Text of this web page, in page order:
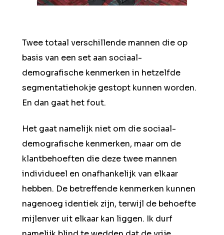
Twee totaal verschillende mannen die op
basis van een set aan sociaal-
demografische kenmerken in hetzelfde
segmentatiehokje gestopt kunnen worden.
En dan gaat het fout.
Het gaat namelijk niet om die sociaal-
demografische kenmerken, maar om de
klantbehoeften die deze twee mannen
individueel en onafhankelijk van elkaar
hebben. De betreffende kenmerken kunnen
nagenoeg identiek zijn, terwijl de behoefte
mijlenver uit elkaar kan liggen. Ik durf